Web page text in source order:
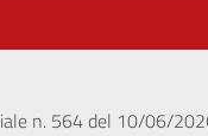
n. 564 del 10/06/